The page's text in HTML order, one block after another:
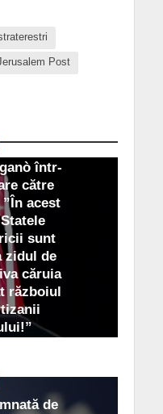
Post
într-
către
acest
sunt
zidul de
căruia
războiul
de